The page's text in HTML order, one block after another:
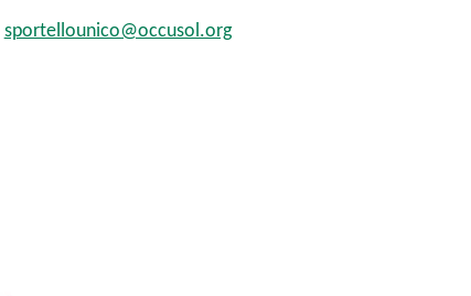
sportellounico@occusol.org